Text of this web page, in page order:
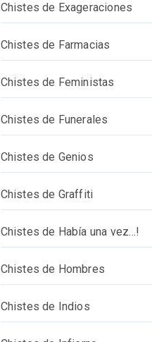
Chistes de Exageraciones
Chistes de Farmacias
Chistes de Feministas
Chistes de Funerales
Chistes de Genios
Chistes de Graffiti
Chistes de Había una vez…!
Chistes de Hombres
Chistes de Indios